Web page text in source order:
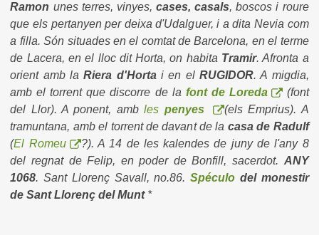
Ramon unes terres, vinyes, cases, casals, boscos i roure
que els pertanyen per deixa d'Udalguer, i a dita Nevia com
a filla. Són situades en el comtat de Barcelona, en el terme
de Lacera, en el lloc dit Horta, on habita Tramir. Afronta a
orient amb laRiera d'Hortai en el RUGIDOR. A migdia,
amb el torrent que discorre de la font de Loreda
(font
del Llor). A ponent, ambles penyes
(els Emprius). A
tramuntana, amb el torrent de davant de la casa de Radulf
(El Romeu
?). A 14 de les kalendes de juny de l'any 8
del regnat de Felip, en poder de Bonfill, sacerdot. ANY
1068. Sant Llorenç Savall, no.86.Spéculo del monestir
de Sant Llorenç del Munt*